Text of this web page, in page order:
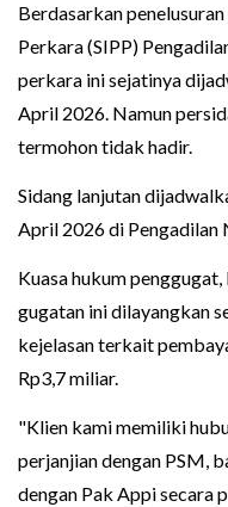
Berdasarkan
Perkara (SIPP)
perkara ini sejatinya
April 2026. Namun
termohon tidak hadir.
Sidang lanjutan
April 2026 di Pengadilan
Kuasa hukum
gugatan ini dilayangkan
kejelasan terkait
Rp3,7 miliar.
"Klien kami memiliki
perjanjian dengan PSM,
dengan Pak Appi secara